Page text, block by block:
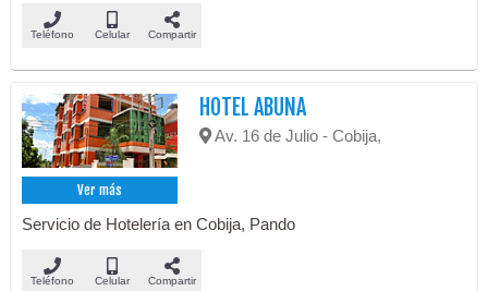
Teléfono Celular Compartir
Ver más
HOTEL ABUNA
Av. 16 de Julio - Cobija,
Servicio de Hotelería en Cobija, Pando
Teléfono Celular Compartir